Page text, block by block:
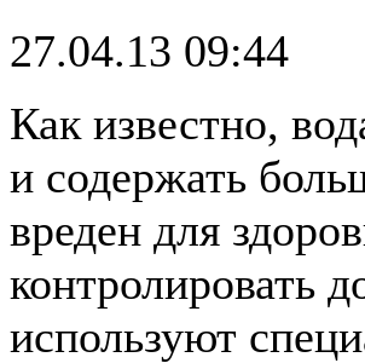
27.04.13 09:44
Как известно,
и содержать
вреден для
контролировать
используют